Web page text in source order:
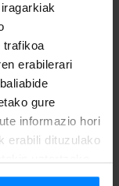
trafikoa
erabilerari
gure
informazio hori
erabili dituzulako
12